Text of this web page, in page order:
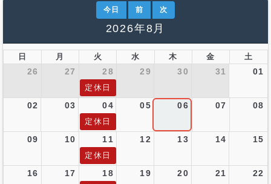
今日 前 次
2026年8月
日 月 火 水 木 金 土
26 27 28 29 30 31 01
定休日
02 03 04 05 06 07 08
定休日
09 10 11 12 13 14 15
定休日
16 17 18 19 20 21 22